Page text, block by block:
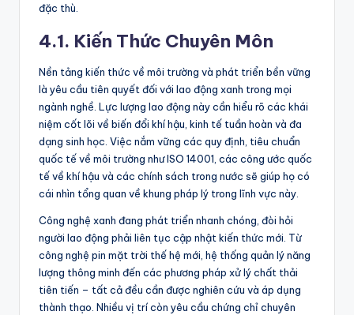
đặc thù.
4.1. Kiến Thức Chuyên Môn
Nền tảng kiến thức về môi trường và phát triển bền vững
là yêu cầu tiên quyết đối với lao động xanh trong mọi
ngành nghề. Lực lượng lao động này cần hiểu rõ các khái
niệm cốt lõi về biến đổi khí hậu, kinh tế tuần hoàn và đa
dạng sinh học. Việc nắm vững các quy định, tiêu chuẩn
quốc tế về môi trường như ISO 14001, các công ước quốc
tế về khí hậu và các chính sách trong nước sẽ giúp họ có
cái nhìn tổng quan về khung pháp lý trong lĩnh vực này.
Công nghệ xanh đang phát triển nhanh chóng, đòi hỏi
người lao động phải liên tục cập nhật kiến thức mới. Từ
công nghệ pin mặt trời thế hệ mới, hệ thống quản lý năng
lượng thông minh đến các phương pháp xử lý chất thải
tiên tiến – tất cả đều cần được nghiên cứu và áp dụng
thành thạo. Nhiều vị trí còn yêu cầu chứng chỉ chuyên